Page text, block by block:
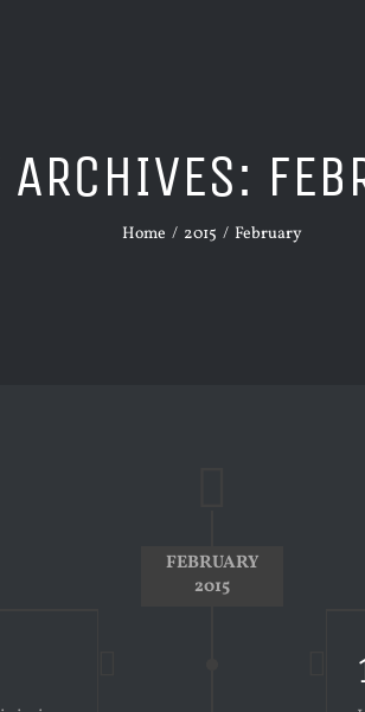
ARCHIVES:
Home / 2015 / February
FEBRUARY
2015